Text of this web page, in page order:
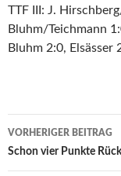
TTF III: J.
Bluhm/Teichmann
Bluhm 2:0, Elsässer
Beitrags-
Navigation
VORHERIGER BEITRAG
Schon vier Punkte